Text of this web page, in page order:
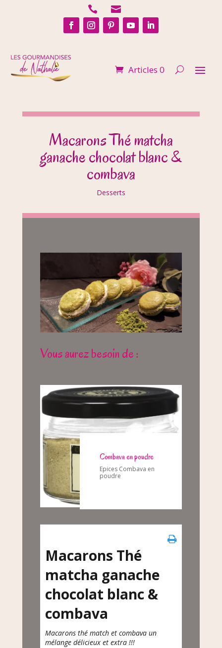
 
Articles 0
Macarons Thé matcha
ganache chocolat blanc &
combava
Desserts
Vous aurez besoin de :
Combava en poudre
Epices Combava en
poudre
Macarons Thé
matcha ganache
chocolat blanc &
combava
Macarons thé match et combava un
mélange délicieux et extra !!!